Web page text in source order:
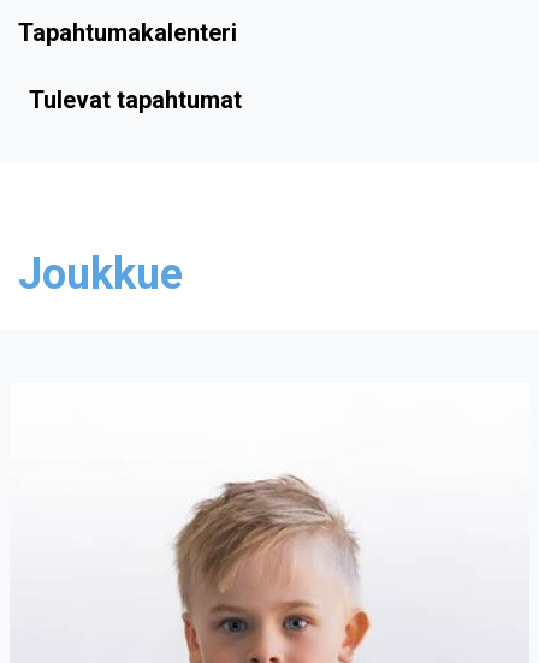
Tapahtumakalenteri
Tulevat tapahtumat
Joukkue